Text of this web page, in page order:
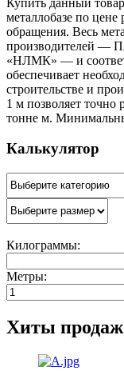
металлобазе по цене
обращения. Весь
производителей —
«НЛМК» — и
обеспечивает
строительстве и
1 м позволяет точно
тонне м.
Калькулятор
Килограммы:
Метры:
Хиты продаж